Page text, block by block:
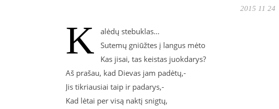
2015 11 24
K
alėdų stebuklas…
Sutemų gniūžtes į langus mėto
Kas jisai, tas keistas juokdarys?
Aš prašau, kad Dievas jam padėtų,-
Jis tikriausiai taip ir padarys,-
Kad lėtai per visą naktį snigtų,